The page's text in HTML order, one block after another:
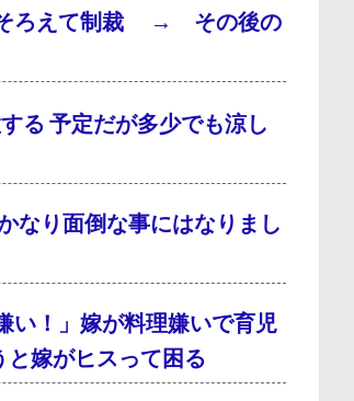
そろえて制裁 → その後の
る 予定だが多少でも涼し
なり面倒な事にはなりまし
い！」嫁が料理嫌いで育児
嫁がヒスって困る